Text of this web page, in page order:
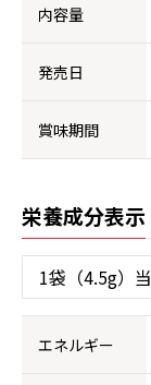
内容量
発売日
賞味期間
栄養成分表示
エネルギー